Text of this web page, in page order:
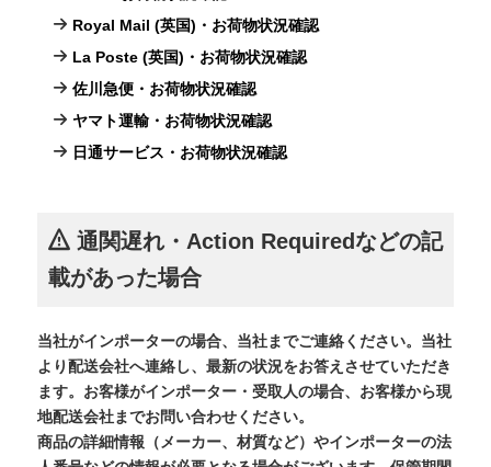
Royal Mail (英国)・お荷物状況確認
La Poste (英国)・お荷物状況確認
佐川急便・お荷物状況確認
ヤマト運輸・お荷物状況確認
日通サービス・お荷物状況確認
通関遅れ・Action Requiredなどの記
載があった場合
当社がインポーターの場合、当社までご連絡ください。当社
より配送会社へ連絡し、最新の状況をお答えさせていただき
ます。お客様がインポーター・受取人の場合、お客様から現
地配送会社までお問い合わせください。
商品の詳細情報（メーカー、材質など）やインポーターの法